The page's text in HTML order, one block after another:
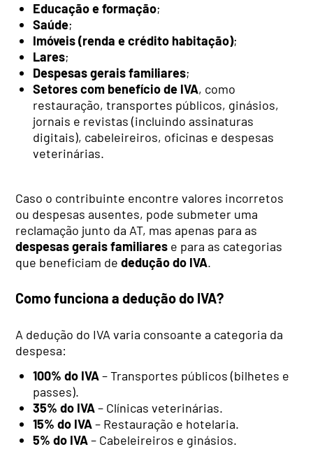
Educação e formação;
Saúde;
Imóveis (renda e crédito habitação);
Lares;
Despesas gerais familiares;
Setores com benefício de IVA, como
restauração, transportes públicos, ginásios,
jornais e revistas (incluindo assinaturas
digitais), cabeleireiros, oficinas e despesas
veterinárias.
Caso o contribuinte encontre valores incorretos
ou despesas ausentes, pode submeter uma
reclamação junto da AT, mas apenas para as
despesas gerais familiares e para as categorias
que beneficiam dededução do IVA.
Como funciona a dedução do IVA?
A dedução do IVA varia consoante a categoria da
despesa:
100% do IVA– Transportes públicos (bilhetes e
passes).
35% do IVA– Clínicas veterinárias.
15% do IVA– Restauração e hotelaria.
5% do IVA– Cabeleireiros e ginásios.